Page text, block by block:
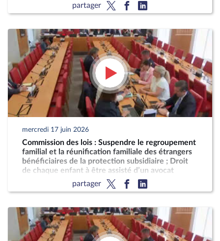
partager
mercredi 17 juin 2026
Commission des lois : Suspendre le regroupement
familial et la réunification familiale des étrangers
bénéficiaires de la protection subsidiaire ; Droit
de chaque enfant à être assisté d’un avocat
partager